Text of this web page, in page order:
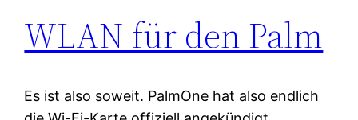
WLAN für den Palm
Es ist also soweit. PalmOne hat also endlich